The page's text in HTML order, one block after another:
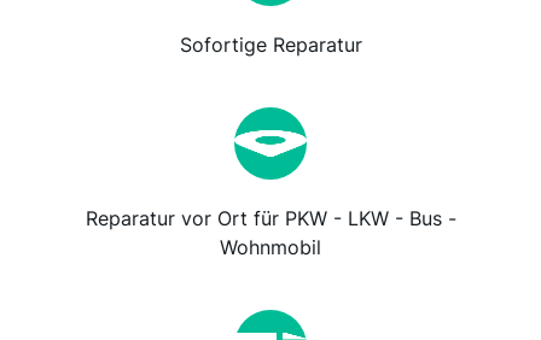
Sofortige Reparatur
Reparatur vor Ort für PKW - LKW - Bus -
Wohnmobil